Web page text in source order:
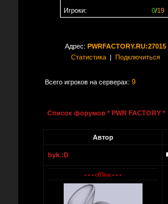
0/19
Игроки:
Адрес: PWRFACTORY.RU:27015
Статистика| Подключиться
Всего игроков на серверах: 9
Список форумов * PWR FACTORY *
Автор
byk.:D